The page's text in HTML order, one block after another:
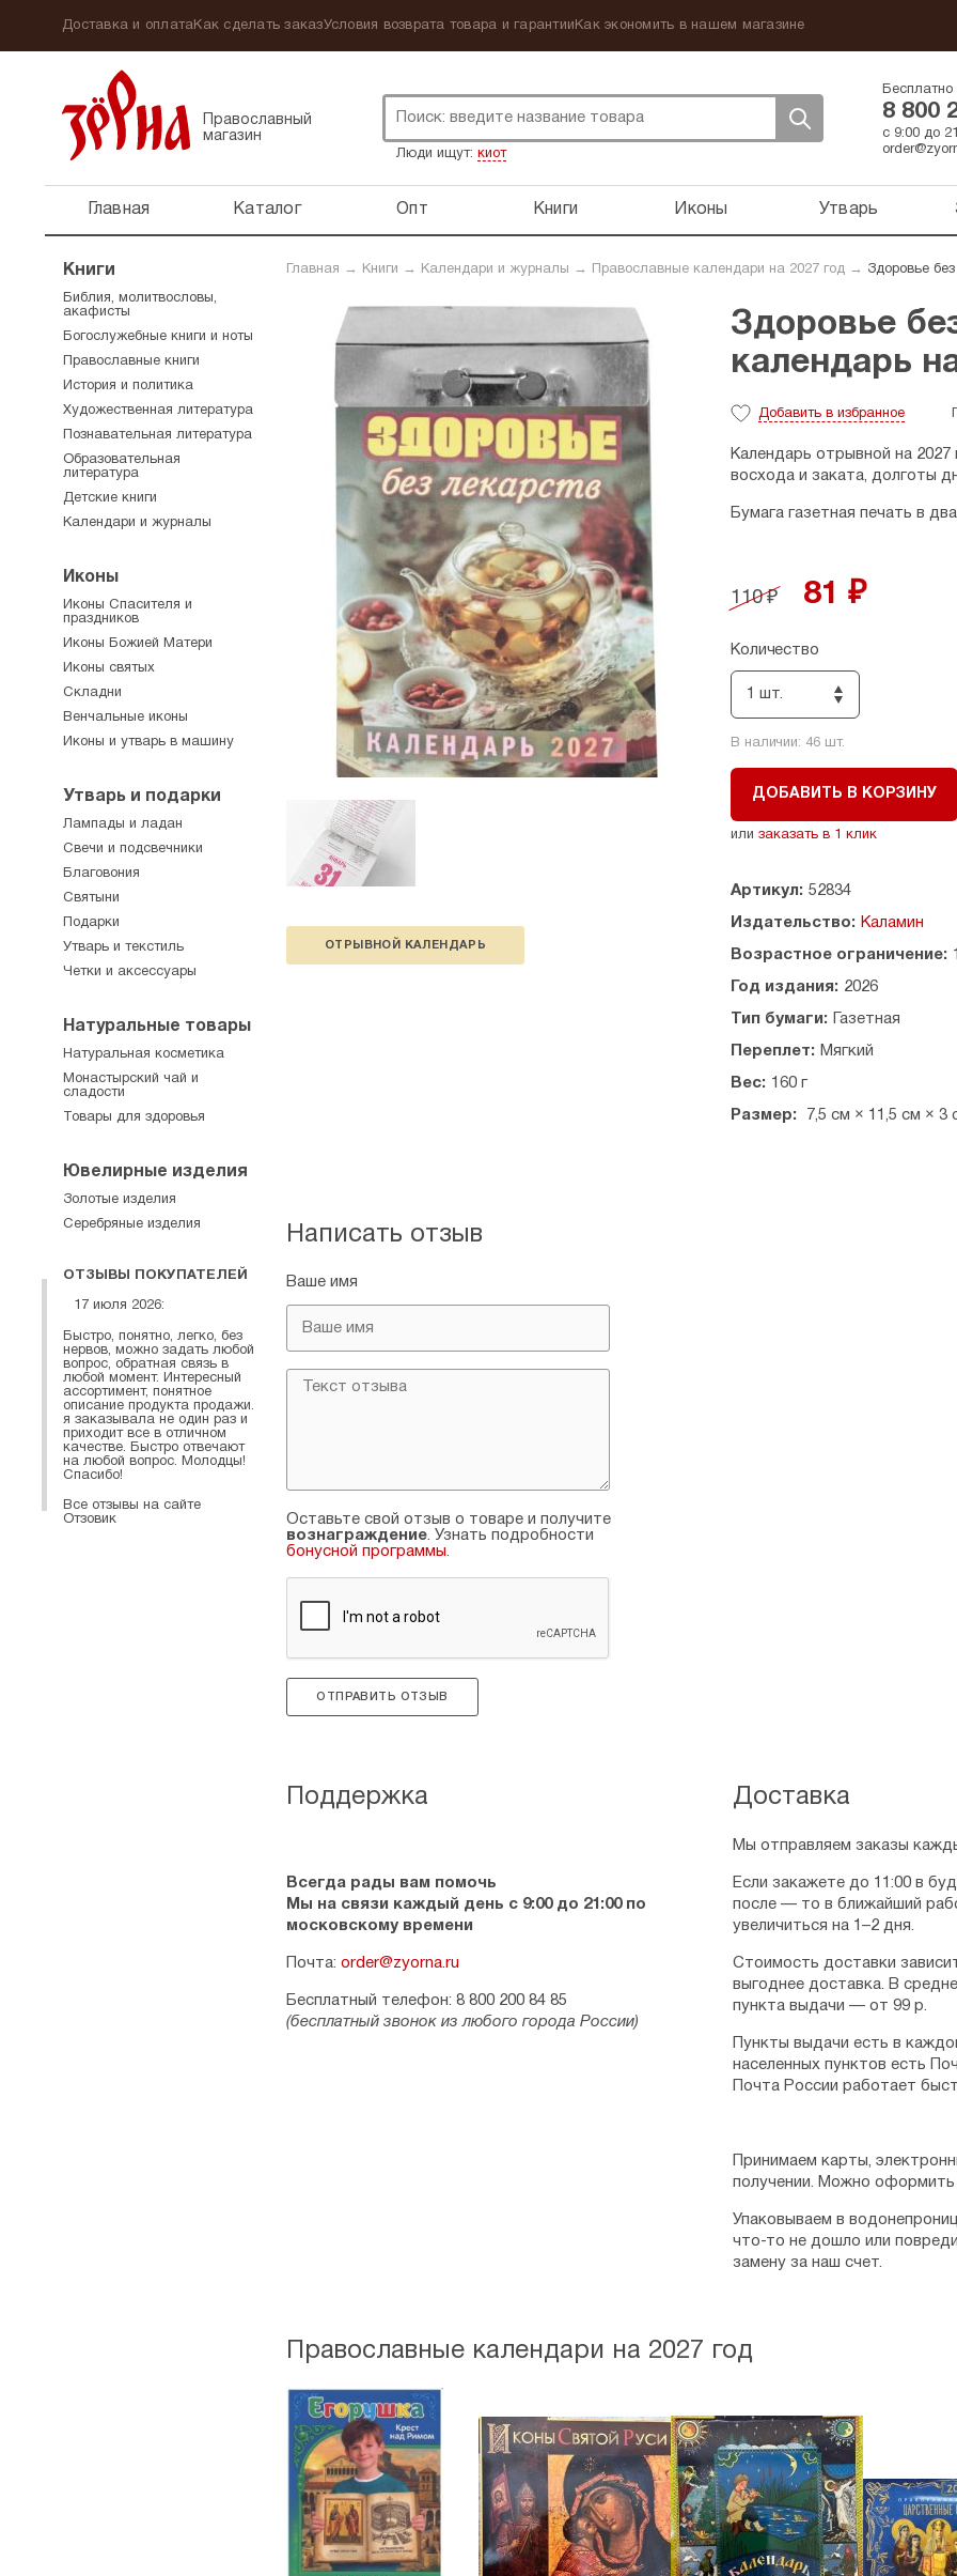
Доставка и оплатаКак сделать заказУсловия возврата товара и гарантии Как экономить в нашем магазине
Православный
магазин
Люди ищут: киот
Бесплатно
8 800
с 9:00 до
Главная Каталог Опт Книги Иконы Утварь
Главная → Книги → Календари и журналы → Православные календари на 2027 год → Здоровье
ОТРЫВНОЙ КАЛЕНДАРЬ
Здоровье
календарь
Добавить в избранное
Календарь отрывной на 2027
восхода и заката, долготы
Бумага газетная печать в
110 ₽ 81 ₽
Количество
1 шт.
В наличии: 46шт.
ДОБАВИТЬ В КОРЗИНУ
или заказать в 1 клик
Артикул: 52834
Издательство: Каламин
Возрастное ограничение:
Год издания: 2026
Тип бумаги: Газетная
Переплет: Мягкий
Вес: 160 г
Размер: 7,5 см × 11,5 см × 3
Написать отзыв
Ваше имя
Оставьте свой отзыв о товаре и получите
вознаграждение. Узнать подробности
бонусной программы.
ОТПРАВИТЬ ОТЗЫВ
Поддержка
Всегда рады вам помочь
Мы на связи каждый день с 9:00 до 21:00 по
московскому времени
Почта: order@zyorna.ru
Бесплатный телефон: 8 800 200 84 85
(бесплатный звонок из любого города России)
Доставка
Мы отправляем заказы
Если закажете до 11:00 в
после — то в ближайший
увеличиться на 1–2 дня.
Стоимость доставки
выгоднее доставка. В
пункта выдачи — от 99 р.
Пункты выдачи есть в
населенных пунктов есть
Почта России работает
Принимаем карты,
получении. Можно оформить
Упаковываем в
что-то не дошло или
замену за наш счет.
Православные календари на 2027 год
Книги
Библия, молитвословы,
акафисты
Богослужебные книги и ноты
Православные книги
История и политика
Художественная литература
Познавательная литература
Образовательная
литература
Детские книги
Календари и журналы
Иконы
Иконы Спасителя и
праздников
Иконы Божией Матери
Иконы святых
Складни
Венчальные иконы
Иконы и утварь в машину
Утварь и подарки
Лампады и ладан
Свечи и подсвечники
Благовония
Святыни
Подарки
Утварь и текстиль
Четки и аксессуары
Натуральные товары
Натуральная косметика
Монастырский чай и
сладости
Товары для здоровья
Ювелирные изделия
Золотые изделия
Серебряные изделия
ОТЗЫВЫ ПОКУПАТЕЛЕЙ
17 июля 2026:
Быстро, понятно, легко, без
нервов, можно задать любой
вопрос, обратная связь в
любой момент. Интересный
ассортимент, понятное
описание продукта продажи.
я заказывала не один раз и
приходит все в отличном
качестве. Быстро отвечают
на любой вопрос. Молодцы!
Спасибо!
Все отзывы на сайте
Отзовик